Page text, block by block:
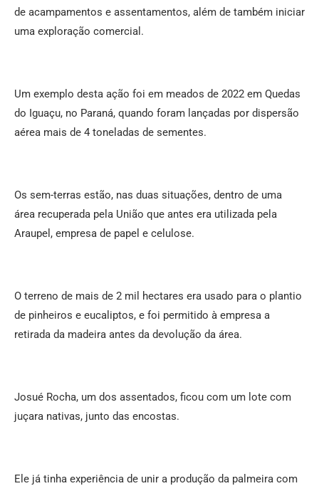
de acampamentos e assentamentos, além de também iniciar
uma exploração comercial.
Um exemplo desta ação foi em meados de 2022 em Quedas
do Iguaçu, no Paraná, quando foram lançadas por dispersão
aérea mais de 4 toneladas de sementes.
Os sem-terras estão, nas duas situações, dentro de uma
área recuperada pela União que antes era utilizada pela
Araupel, empresa de papel e celulose.
O terreno de mais de 2 mil hectares era usado para o plantio
de pinheiros e eucaliptos, e foi permitido à empresa a
retirada da madeira antes da devolução da área.
Josué Rocha, um dos assentados, ficou com um lote com
juçara nativas, junto das encostas.
Ele já tinha experiência de unir a produção da palmeira com